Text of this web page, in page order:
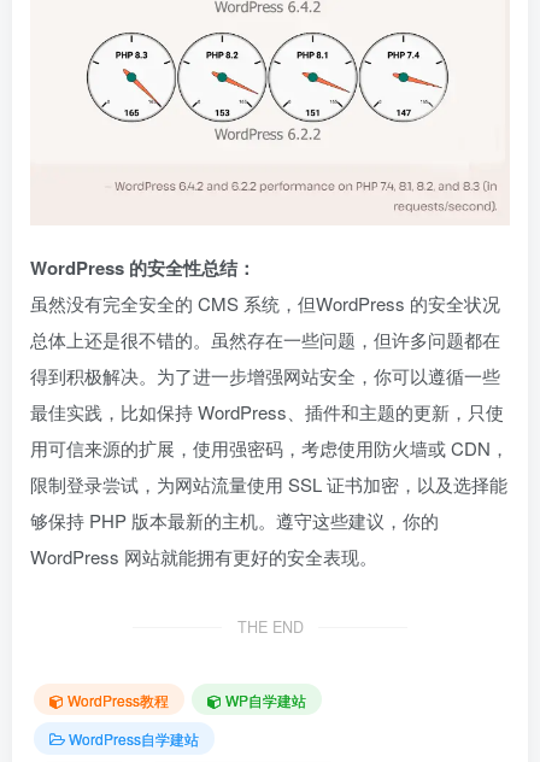
WordPress 的安全性总结：
虽然没有完全安全的 CMS 系统，但WordPress 的安全状况
总体上还是很不错的。虽然存在一些问题，但许多问题都在
得到积极解决。为了进一步增强网站安全，你可以遵循一些
最佳实践，比如保持 WordPress、插件和主题的更新，只使
用可信来源的扩展，使用强密码，考虑使用防火墙或 CDN，
限制登录尝试，为网站流量使用 SSL 证书加密，以及选择能
够保持 PHP 版本最新的主机。遵守这些建议，你的
WordPress 网站就能拥有更好的安全表现。
THE END
WordPress教程
WP自学建站
WordPress自学建站